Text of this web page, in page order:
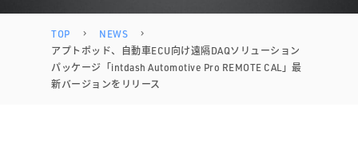
TOP
NEWS
アプトポッド、自動車ECU向け遠隔DAQソリューション
パッケージ「intdash Automotive Pro REMOTE CAL」最
新バージョンをリリース